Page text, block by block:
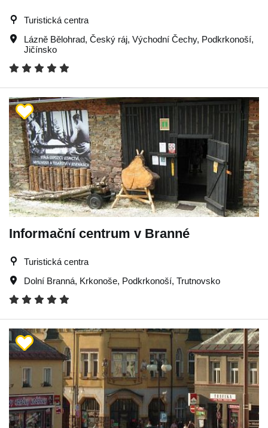
Turistická centra
Lázně Bělohrad, Český ráj, Východní Čechy, Podkrkonoší,
Jičínsko
Informační centrum v Branné
Turistická centra
Dolní Branná, Krkonoše, Podkrkonoší, Trutnovsko